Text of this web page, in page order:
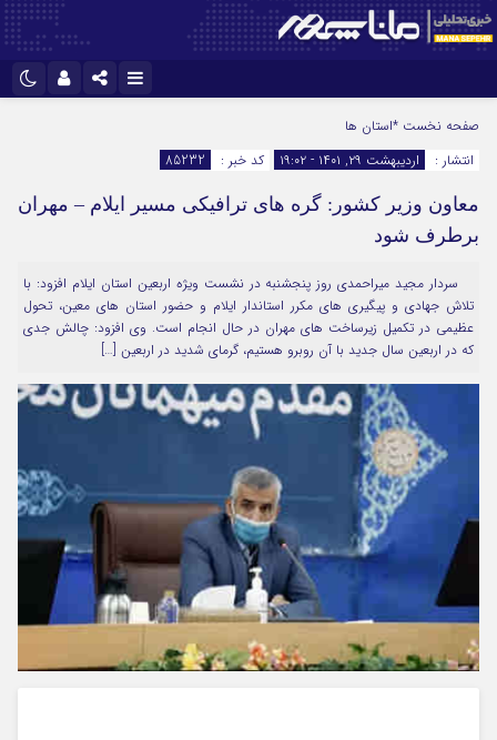
اینستاگرام
سروش ایتا
آپارات
نام کاربری یا نشانی ایمیل
رمز عبور
مرا به خاطر بسپار
صفحه نخست *استان ها
انتشار :
اردیبهشت ۲۹, ۱۴۰۱ - ۱۹:۰۲ کد خبر : 85232
معاون وزیر کشور: گره های ترافیکی مسیر ایلام – مهران
برطرف شود
سردار مجید میراحمدی روز پنجشنبه در نشست ویژه اربعین استان ایلام افزود: با
تلاش جهادی و پیگیری های مکرر استاندار ایلام و حضور استان های معین، تحول
عظیمی در تکمیل زیرساخت های مهران در حال انجام است. وی افزود: چالش جدی
که در اربعین سال جدید با آن روبرو هستیم، گرمای شدید در اربعین […]